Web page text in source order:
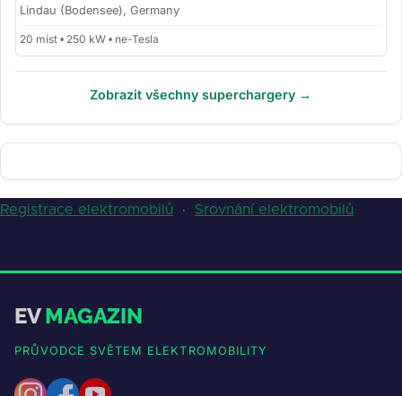
Lindau (Bodensee), Germany
20 míst • 250 kW • ne-Tesla
Zobrazit všechny superchargery →
Registrace elektromobilů · Srovnání elektromobilů
EVMAGAZIN
PRŮVODCE SVĚTEM ELEKTROMOBILITY